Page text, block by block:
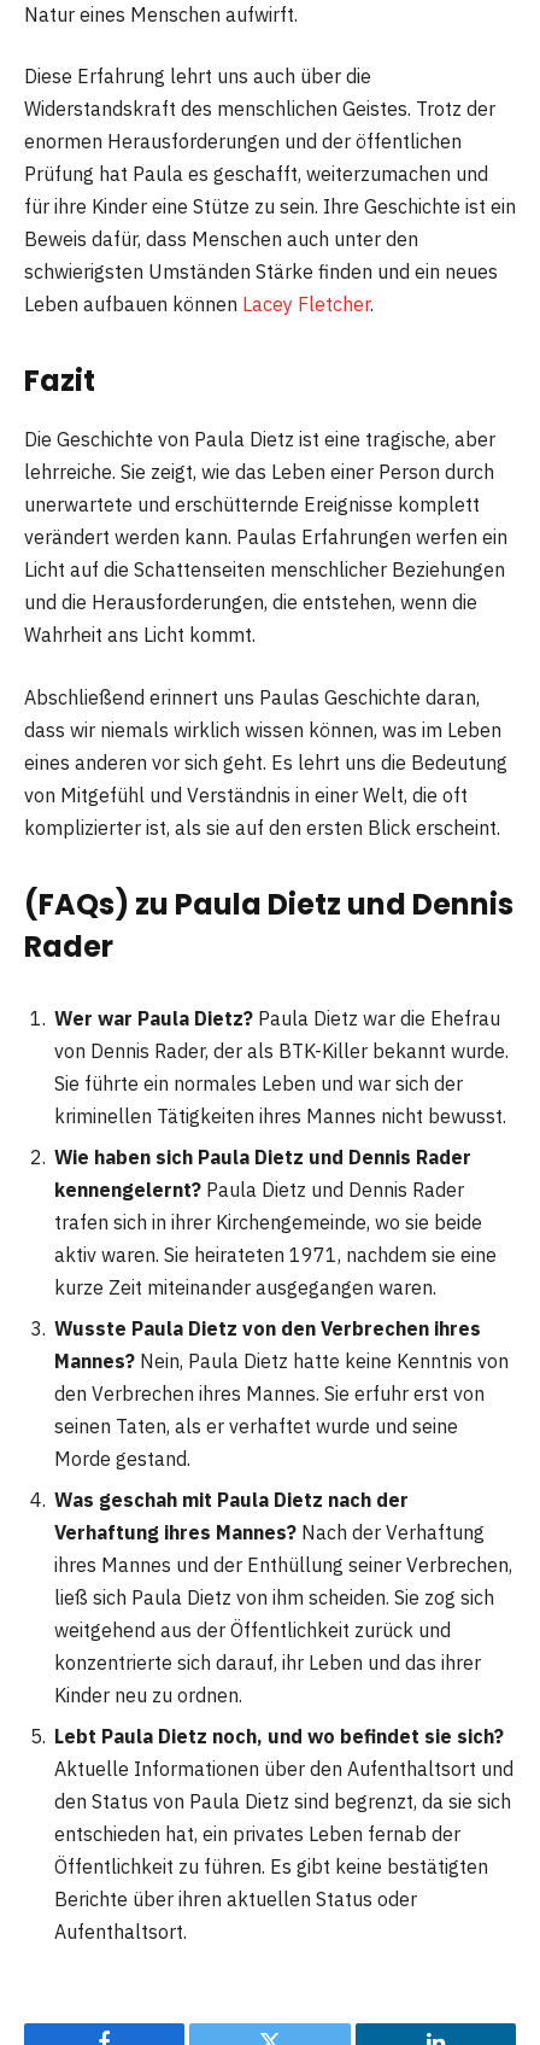
Natur eines Menschen aufwirft.
Diese Erfahrung lehrt uns auch über die
Widerstandskraft des menschlichen Geistes. Trotz der
enormen Herausforderungen und der öffentlichen
Prüfung hat Paula es geschafft, weiterzumachen und
für ihre Kinder eine Stütze zu sein. Ihre Geschichte ist ein
Beweis dafür, dass Menschen auch unter den
schwierigsten Umständen Stärke finden und ein neues
Leben aufbauen können Lacey Fletcher.
Fazit
Die Geschichte von Paula Dietz ist eine tragische, aber
lehrreiche. Sie zeigt, wie das Leben einer Person durch
unerwartete und erschütternde Ereignisse komplett
verändert werden kann. Paulas Erfahrungen werfen ein
Licht auf die Schattenseiten menschlicher Beziehungen
und die Herausforderungen, die entstehen, wenn die
Wahrheit ans Licht kommt.
Abschließend erinnert uns Paulas Geschichte daran,
dass wir niemals wirklich wissen können, was im Leben
eines anderen vor sich geht. Es lehrt uns die Bedeutung
von Mitgefühl und Verständnis in einer Welt, die oft
komplizierter ist, als sie auf den ersten Blick erscheint.
(FAQs) zu Paula Dietz und Dennis
Rader
Wer war Paula Dietz? Paula Dietz war die Ehefrau
von Dennis Rader, der als BTK-Killer bekannt wurde.
Sie führte ein normales Leben und war sich der
kriminellen Tätigkeiten ihres Mannes nicht bewusst.
Wie haben sich Paula Dietz und Dennis Rader
kennengelernt? Paula Dietz und Dennis Rader
trafen sich in ihrer Kirchengemeinde, wo sie beide
aktiv waren. Sie heirateten 1971, nachdem sie eine
kurze Zeit miteinander ausgegangen waren.
Wusste Paula Dietz von den Verbrechen ihres
Mannes? Nein, Paula Dietz hatte keine Kenntnis von
den Verbrechen ihres Mannes. Sie erfuhr erst von
seinen Taten, als er verhaftet wurde und seine
Morde gestand.
Was geschah mit Paula Dietz nach der
Verhaftung ihres Mannes? Nach der Verhaftung
ihres Mannes und der Enthüllung seiner Verbrechen,
ließ sich Paula Dietz von ihm scheiden. Sie zog sich
weitgehend aus der Öffentlichkeit zurück und
konzentrierte sich darauf, ihr Leben und das ihrer
Kinder neu zu ordnen.
Lebt Paula Dietz noch, und wo befindet sie sich?
Aktuelle Informationen über den Aufenthaltsort und
den Status von Paula Dietz sind begrenzt, da sie sich
entschieden hat, ein privates Leben fernab der
Öffentlichkeit zu führen. Es gibt keine bestätigten
Berichte über ihren aktuellen Status oder
Aufenthaltsort.